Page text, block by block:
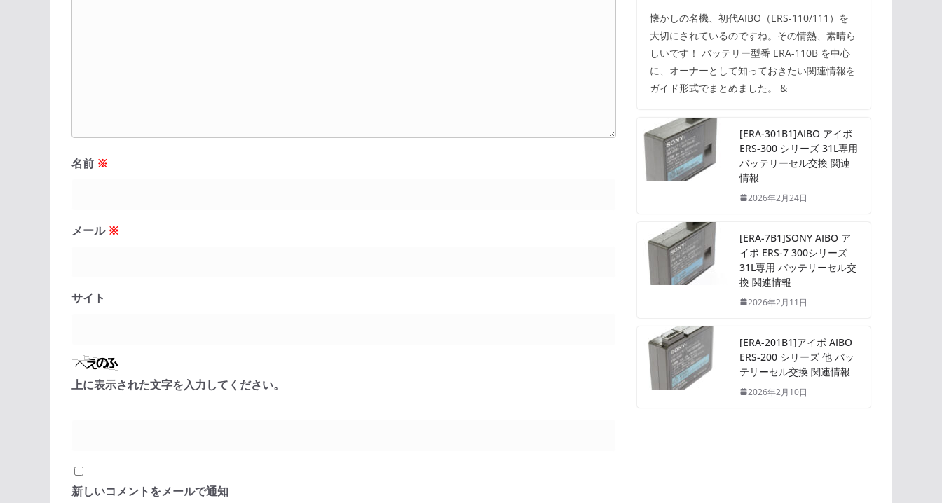
名前 ※
メール ※
サイト
上に表示された文字を入力してください。
新しいコメントをメールで通知
懐かしの名機、初代AIBO（ERS-110/111）を
大切にされているのですね。その情熱、素晴ら
しいです！ バッテリー型番 ERA-110B を中心
に、オーナーとして知っておきたい関連情報を
ガイド形式でまとめました。 &
[ERA-301B1]AIBO アイボ
ERS-300 シリーズ 31L専用
バッテリーセル交換 関連
情報
2026年2月24日
[ERA-7B1]SONY AIBO ア
イボ ERS-7 300シリーズ
31L専用 バッテリーセル交
換 関連情報
2026年2月11日
[ERA-201B1]アイボ AIBO
ERS-200 シリーズ 他 バッ
テリーセル交換 関連情報
2026年2月10日